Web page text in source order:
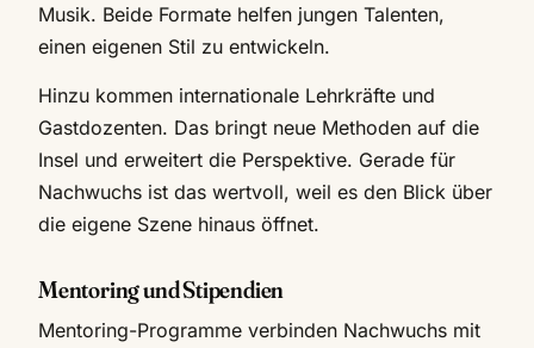
Musik. Beide Formate helfen jungen Talenten,
einen eigenen Stil zu entwickeln.
Hinzu kommen internationale Lehrkräfte und
Gastdozenten. Das bringt neue Methoden auf die
Insel und erweitert die Perspektive. Gerade für
Nachwuchs ist das wertvoll, weil es den Blick über
die eigene Szene hinaus öffnet.
Mentoring und Stipendien
Mentoring-Programme verbinden Nachwuchs mit